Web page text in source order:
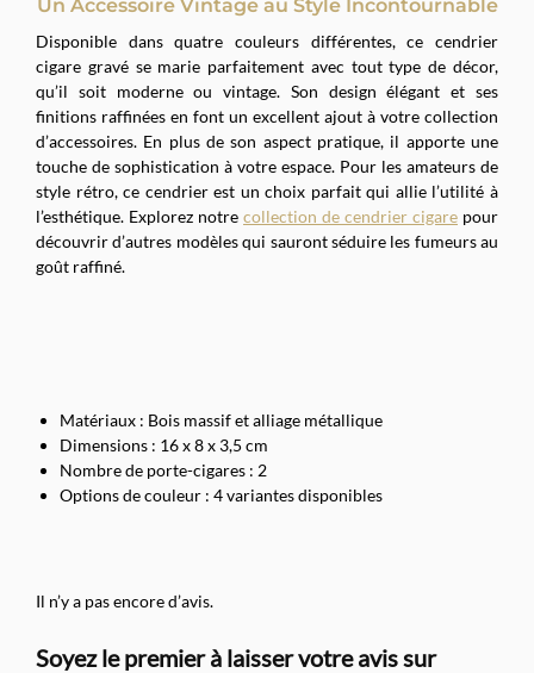
Un Accessoire Vintage au Style Incontournable
Disponible dans quatre couleurs différentes, ce cendrier
cigare gravé se marie parfaitement avec tout type de décor,
qu’il soit moderne ou vintage. Son design élégant et ses
finitions raffinées en font un excellent ajout à votre collection
d’accessoires. En plus de son aspect pratique, il apporte une
touche de sophistication à votre espace. Pour les amateurs de
style rétro, ce cendrier est un choix parfait qui allie l’utilité à
l’esthétique. Explorez notre collection de cendrier cigare pour
découvrir d’autres modèles qui sauront séduire les fumeurs au
goût raffiné.
Matériaux : Bois massif et alliage métallique
Dimensions : 16 x 8 x 3,5 cm
Nombre de porte-cigares : 2
Options de couleur : 4 variantes disponibles
Il n’y a pas encore d’avis.
Soyez le premier à laisser votre avis sur